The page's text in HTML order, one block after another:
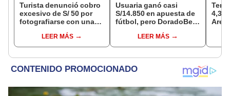
Turista denunció cobro
excesivo de S/ 50 por
fotografiarse con una
Serenazgo recuperó el
dinero
LEER MÁS
Usuaria ganó casi
S/14.850 en apuesta de
fútbol, pero DoradoBet
Indecopi multó a la
empresa con más de S/
LEER MÁS
4,3